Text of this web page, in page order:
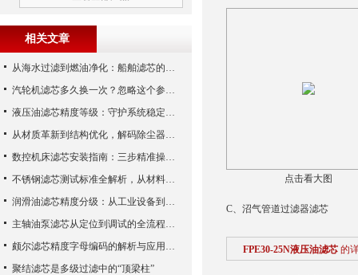
点击看大图
C、沼气管道过滤器滤芯
FPE30-25N液压油滤芯 的
相关文章
从海水过滤到燃油净化：船舶滤芯的多场景应用解析
汽轮机滤芯多久换一次？忽略这个参数，机组非停损失可能上百万！
液压油滤芯精度等级：守护系统稳定与寿命的“微米标尺”
从材质革新到结构优化，解码除尘器滤芯性能跃升的核心逻辑
数控机床滤芯安装指南：三步精准操作，杜绝设备“亚健康”
不锈钢滤芯测试标准全解析，从材料性能到应用场景的严苛验证
润滑油滤芯精度分级：从工业设备到精密系统的过滤密码
主轴油泵滤芯从定位到调试的全流程解析
颇尔滤芯精度字母编码的解析与应用指南
聚结滤芯是多级过滤中的“顶梁柱”